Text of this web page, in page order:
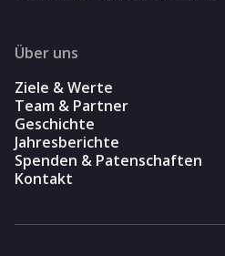
Über uns
Ziele & Werte
Team & Partner
Geschichte
Jahresberichte
Spenden & Patenschaften
Kontakt